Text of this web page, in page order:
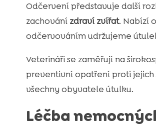
Odčervení představuje další
zachování zdraví zvířat. Nabízí
odčervováním udržujeme
Veterináři se zaměřují na
preventivní opatření proti jejich
všechny obyvatele útulku.
Léčba